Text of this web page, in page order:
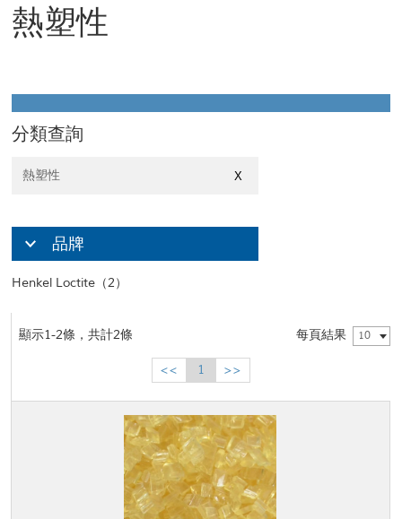
熱塑性
分類查詢
熱塑性 X
品牌
Henkel Loctite（2）
顯示1-2條，共計2條 每頁結果 10
<< 1 >>